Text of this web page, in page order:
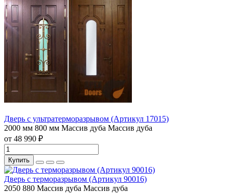
Дверь с ультратерморазрывом (Артикул 17015)
2000 мм 800 мм Массив дуба Массив дуба
от 48 990 ₽
Купить
Дверь с терморазрывом (Артикул 90016)
2050 880 Массив дуба Массив дуба